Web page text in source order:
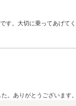
す。大切に乗ってあげて
。ありがとうございます。